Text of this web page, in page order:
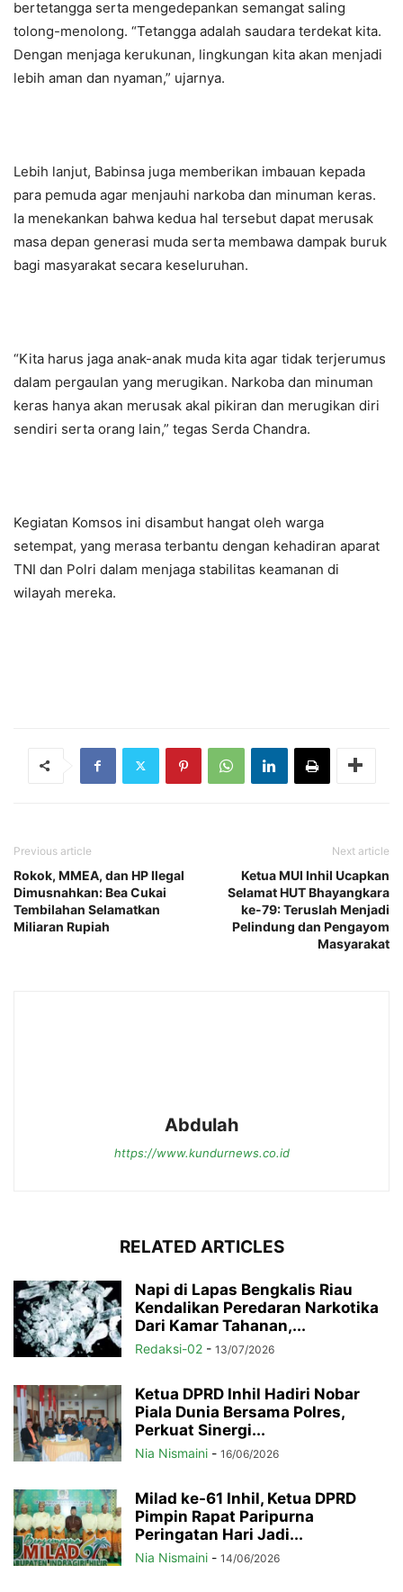
bertetangga serta mengedepankan semangat saling
tolong-menolong. “Tetangga adalah saudara terdekat kita.
Dengan menjaga kerukunan, lingkungan kita akan menjadi
lebih aman dan nyaman,” ujarnya.
Lebih lanjut, Babinsa juga memberikan imbauan kepada
para pemuda agar menjauhi narkoba dan minuman keras.
Ia menekankan bahwa kedua hal tersebut dapat merusak
masa depan generasi muda serta membawa dampak buruk
bagi masyarakat secara keseluruhan.
“Kita harus jaga anak-anak muda kita agar tidak terjerumus
dalam pergaulan yang merugikan. Narkoba dan minuman
keras hanya akan merusak akal pikiran dan merugikan diri
sendiri serta orang lain,” tegas Serda Chandra.
Kegiatan Komsos ini disambut hangat oleh warga
setempat, yang merasa terbantu dengan kehadiran aparat
TNI dan Polri dalam menjaga stabilitas keamanan di
wilayah mereka.
Previous article
Rokok, MMEA, dan HP Ilegal
Dimusnahkan: Bea Cukai
Tembilahan Selamatkan
Miliaran Rupiah
Next article
Ketua MUI Inhil Ucapkan
Selamat HUT Bhayangkara
ke-79: Teruslah Menjadi
Pelindung dan Pengayom
Masyarakat
Abdulah
https://www.kundurnews.co.id
RELATED ARTICLES
Napi di Lapas Bengkalis Riau
Kendalikan Peredaran Narkotika
Dari Kamar Tahanan,...
Redaksi-02 - 13/07/2026
Ketua DPRD Inhil Hadiri Nobar
Piala Dunia Bersama Polres,
Perkuat Sinergi...
Nia Nismaini - 16/06/2026
Milad ke-61 Inhil, Ketua DPRD
Pimpin Rapat Paripurna
Peringatan Hari Jadi...
Nia Nismaini - 14/06/2026